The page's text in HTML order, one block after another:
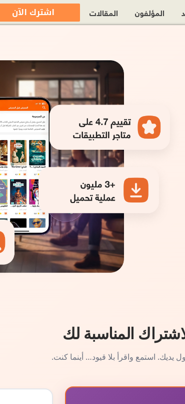
المناسبة لك
يديك. استمع واقرأ بلا قيود… أينما كنت.
المؤلفون المقالات اشترك الآن